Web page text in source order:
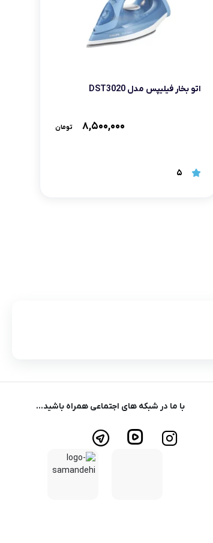
اتو بخار فیلیپس مدل DST3020
۸,۵۰۰,۰۰۰ تومان
5
با ما در شبکه های اجتماعی همراه باشید...